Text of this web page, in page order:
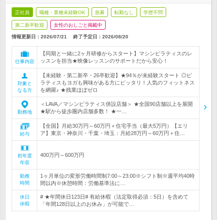
正社員 職種・業種未経験OK 急募 転勤なし 学歴不問
第二新卒歓迎 女性のおしごと掲載中
情報更新日：2026/07/21 終了予定日： 2026/08/20
仕事内容
【同期と一緒に2ヶ月研修からスタート】マシンピラティスのレ
ッスンを担当★映像レッスンのサポートだから安心！
対象と
なる方
【未経験・第二新卒・26卒歓迎】★94％が未経験スタート ◎ピ
ラティスもヨガも興味がある方にピッタリ！人気のフィットネス
を網羅♪ ★残業ほぼゼロ
勤務地
＜LAVA／マシンピラティス併設店舗＞ ★全国90店舗以上を展開
★駅から徒歩圏内店舗多数！ ★一…
給与
【全国】月給30万円～60万円＋住宅手当（最大5万円）【エリ
ア】東京・神奈川・千葉・埼玉：月給28万円～60万円＋住…
初年度
年収
400万円～600万円
勤務
時間
1ヶ月単位の変形労働時間制7:00～23:00※シフト制※週平均40時
間以内※休憩時間：労働基準法に…
休日
休暇
# ★年間休日123日# 有給休暇（法定取得必須：5日）を含めて
「年間128日以上のお休み」が可能で…